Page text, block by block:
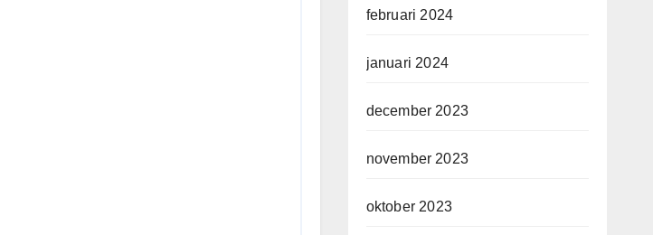
februari 2024
januari 2024
december 2023
november 2023
oktober 2023